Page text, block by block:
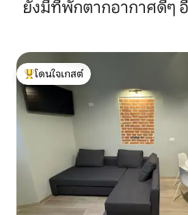
ยังมีที่พักตากอากาศดีๆ
โดนใจเกสต์ที่สุด
โดนใจเกสต์